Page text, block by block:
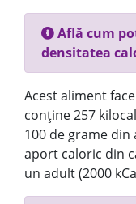
Află cum
densitatea
Acest aliment
conține 257
100 de grame
aport caloric din
un adult (2000